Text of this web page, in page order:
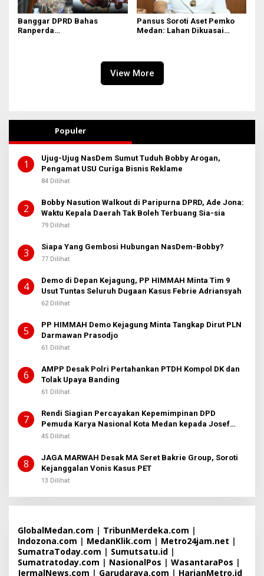
Banggar DPRD Bahas
Ranperda
Pansus Soroti Aset Pemko
Medan: Lahan Dikuasai
View More
Populer
1
Ujug-Ujug NasDem Sumut Tuduh Bobby Arogan,
Pengamat USU Curiga Bisnis Reklame
84 Dilihat
2
Bobby Nasution Walkout di Paripurna DPRD, Ade Jona:
Waktu Kepala Daerah Tak Boleh Terbuang Sia-sia
79 Dilihat
3 Siapa Yang Gembosi Hubungan NasDem-Bobby?
77 Dilihat
4
Demo di Depan Kejagung, PP HIMMAH Minta Tim 9
Usut Tuntas Seluruh Dugaan Kasus Febrie Adriansyah
62 Dilihat
5
PP HIMMAH Demo Kejagung Minta Tangkap Dirut PLN
Darmawan Prasodjo
61 Dilihat
6
AMPP Desak Polri Pertahankan PTDH Kompol DK dan
Tolak Upaya Banding
61 Dilihat
7
Rendi Siagian Percayakan Kepemimpinan DPD
Pemuda Karya Nasional Kota Medan kepada Josef
Sembiring
45 Dilihat
8
JAGA MARWAH Desak MA Seret Bakrie Group, Soroti
Kejanggalan Vonis Kasus PET
13 Dilihat
GlobalMedan.com | TribunMerdeka.com |
Indozona.com | MedanKlik.com | Metro24jam.net |
SumatraToday.com | Sumutsatu.id |
Sumatratoday.com | NasionalPos | WasantaraPos |
JermalNews.com | Garudaraya.com | HarianMetro.id